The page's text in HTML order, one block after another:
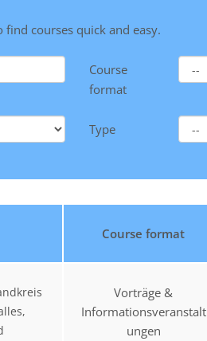
find courses quick and easy.
Course
format
Type
Course format
Vorträge &
Informationsveranstalt
ungen